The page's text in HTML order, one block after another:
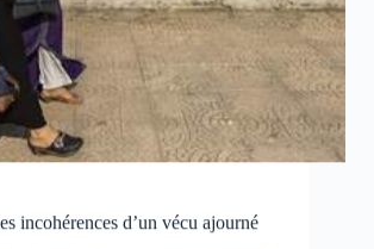
incohérences d’un vécu ajourné